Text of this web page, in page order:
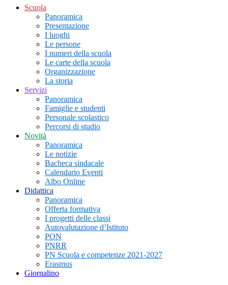
Scuola
Panoramica
Presentazione
I luoghi
Le persone
I numeri della scuola
Le carte della scuola
Organizzazione
La storia
Servizi
Panoramica
Famiglie e studenti
Personale scolastico
Percorsi di studio
Novità
Panoramica
Le notizie
Bacheca sindacale
Calendario Eventi
Albo Online
Didattica
Panoramica
Offerta formativa
I progetti delle classi
Autovalutazione d’Istituto
PON
PNRR
PN Scuola e competenze 2021-2027
Erasmus
Giornalino